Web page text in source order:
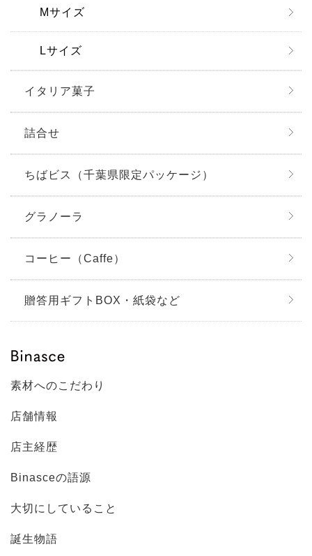
Mサイズ
Lサイズ
イタリア菓子
詰合せ
ちばビス（千葉県限定パッケージ）
グラノーラ
コーヒー（Caffe）
贈答用ギフトBOX・紙袋など
素材へのこだわり
店舗情報
店主経歴
Binasceの語源
大切にしていること
誕生物語